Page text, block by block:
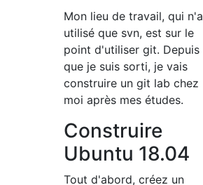
Mon lieu de travail, qui n'a
utilisé que svn, est sur le
point d'utiliser git. Depuis
que je suis sorti, je vais
construire un git lab chez
moi après mes études.
Construire
Ubuntu 18.04
Tout d'abord, créez un